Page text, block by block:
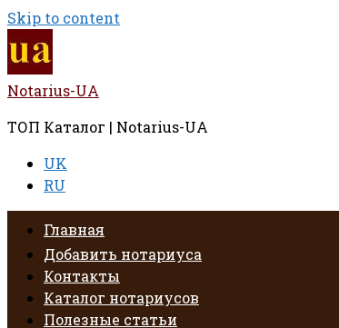
Skip to content
Notarius-UA
ТОП Каталог | Notarius-UA
UK
RU
Главная
Добавить нотариуса
Контакты
Каталог нотариусов
Полезные статьи